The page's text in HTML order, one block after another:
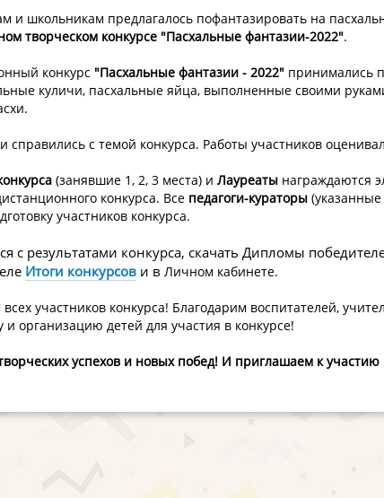
и школьникам предлагалось пофантазировать на
творческом конкурсе "Пасхальные фантазии-2022".
конкурс "Пасхальные фантазии - 2022" принимались
куличи, пасхальные яйца, выполненные своими
справились с темой конкурса. Работы участников
(занявшие 1, 2, 3 места) и Лауреаты награждаются
конкурса. Все педагоги-кураторы
участников конкурса.
с результатами конкурса, скачать Дипломы
Итоги конкурсов и в Личном кабинете.
участников конкурса! Благодарим воспитателей,
и организацию детей для участия в конкурсе!
успехов и новых побед! И приглашаем к участию